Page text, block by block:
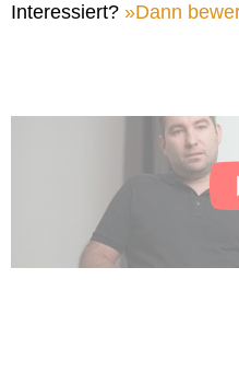
Interessiert? Dann